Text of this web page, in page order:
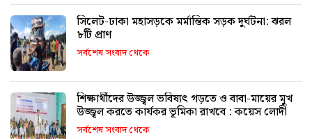
সিলেট-ঢাকা মহাসড়কে মর্মান্তিক সড়ক দুর্ঘটনা: ঝরল
৮টি প্রাণ
সর্বশেষ সংবাদ থেকে
শিক্ষার্থীদের উজ্জ্বল ভবিষ্যৎ গড়তে ও বাবা-মায়ের মুখ
উজ্জ্বল করতে কার্যকর ভূমিকা রাখবে : কয়েস লোদী
সর্বশেষ সংবাদ থেকে